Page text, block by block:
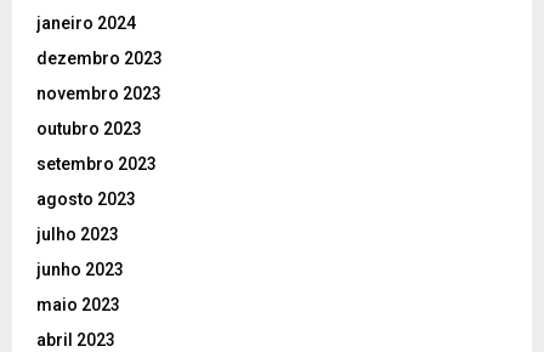
janeiro 2024
dezembro 2023
novembro 2023
outubro 2023
setembro 2023
agosto 2023
julho 2023
junho 2023
maio 2023
abril 2023